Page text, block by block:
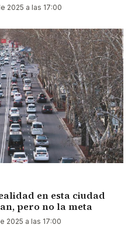
2025 a las 17:00
en esta ciudad
pero no la meta
2025 a las 17:00